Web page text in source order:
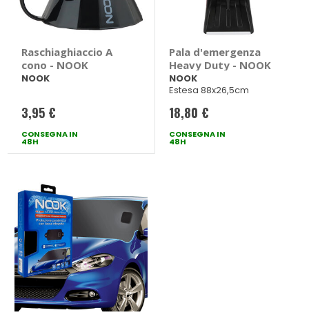
Raschiaghiaccio A
cono - NOOK
NOOK
3,95 €
CONSEGNA IN
48H
Pala d'emergenza
Heavy Duty - NOOK
NOOK
Estesa 88x26,5cm
18,80 €
CONSEGNA IN
48H